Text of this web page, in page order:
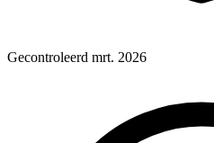
Gecontroleerd mrt. 2026